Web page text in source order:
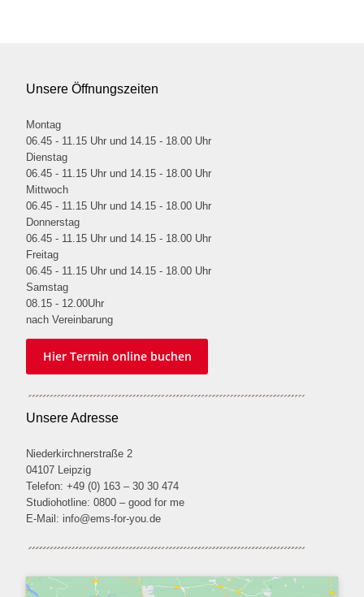
Unsere Öffnungszeiten
Montag
06.45 - 11.15 Uhr und 14.15 - 18.00 Uhr
Dienstag
06.45 - 11.15 Uhr und 14.15 - 18.00 Uhr
Mittwoch
06.45 - 11.15 Uhr und 14.15 - 18.00 Uhr
Donnerstag
06.45 - 11.15 Uhr und 14.15 - 18.00 Uhr
Freitag
06.45 - 11.15 Uhr und 14.15 - 18.00 Uhr
Samstag
08.15 - 12.00Uhr
nach Vereinbarung
Hier Termin online buchen
Unsere Adresse
Niederkirchnerstraße 2
04107 Leipzig
Telefon: +49 (0) 163 – 30 30 474
Studiohotline: 0800 – good for me
E-Mail: info@ems-for-you.de